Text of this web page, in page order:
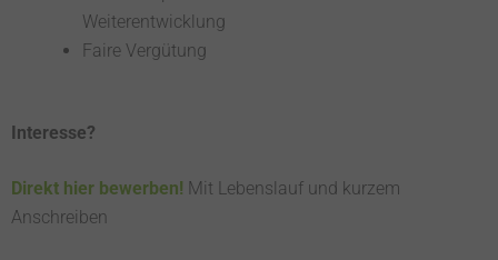
Weiterentwicklung
Faire Vergütung
Interesse?
Direkt hier bewerben! Mit Lebenslauf und kurzem
Anschreiben